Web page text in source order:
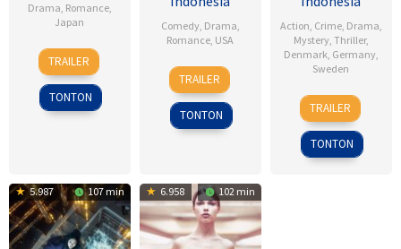
Drama, Romance,
Japan
28
Jul
2017
Sho
Tsukikawa
TRAILER
TONTON
Comedy, Drama,
Romance, USA
6
Feb
2009
Ken
Kwapis
TRAILER
TONTON
Action, Crime, Drama,
Mystery, Thriller,
Denmark, Germany,
Sweden
18
Sep
2009
Daniel
Alfredson
TRAILER
TONTON
5.987 107 min 6.958 102 min